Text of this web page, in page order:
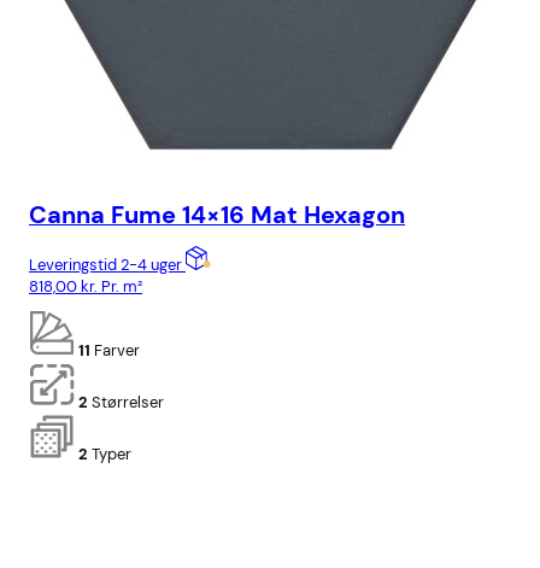
Canna Fume 14×16 Mat Hexagon
Leveringstid 2-4 uger
818,00kr. Pr. m²
11 Farver
2 Størrelser
2 Typer